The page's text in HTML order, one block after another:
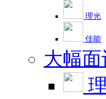
理光
佳能
大幅